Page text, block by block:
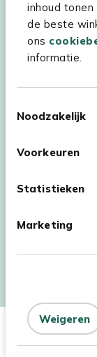
inhoud
de beste
ons
informatie.
Noodzakelijk
Voorkeuren
Statistieken
Marketing
Weigeren
Aantal
Experience